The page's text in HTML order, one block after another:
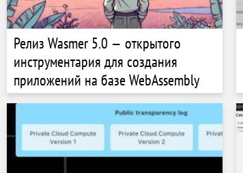
Релиз Wasmer 5.0 — открытого
инструментария для создания
приложений на базе WebAssembly